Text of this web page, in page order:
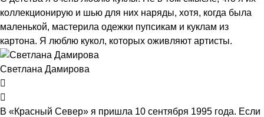
коллекционирую и шью для них наряды, хотя, когда была
маленькой, мастерила одежки пупсикам и куклам из
картона. Я люблю кукол, которых оживляют артисты.
Светлана Дамирова
В «Красный Север» я пришла 10 сентября 1995 года. Если